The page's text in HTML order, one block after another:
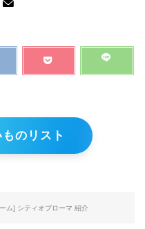
のリスト
ム] シティオブローマ 紹介